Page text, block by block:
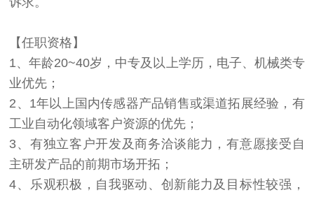
【任职资格】
1、年龄20~40岁，中专及以上学历，电子、机械类专
业优先；
2、1年以上国内传感器产品销售或渠道拓展经验，有
工业自动化领域客户资源的优先；
3、有独立客户开发及商务洽谈能力，有意愿接受自
主研发产品的前期市场开拓；
4、乐观积极，自我驱动、创新能力及目标性较强，